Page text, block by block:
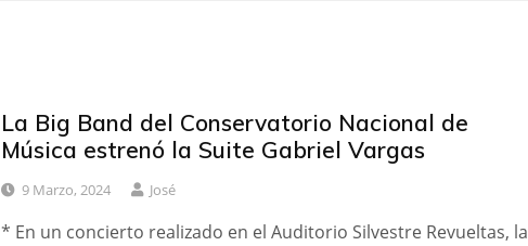
La Big Band del Conservatorio Nacional de
Música estrenó la Suite Gabriel Vargas
9 Marzo, 2024 José
* En un concierto realizado en el Auditorio Silvestre Revueltas, la